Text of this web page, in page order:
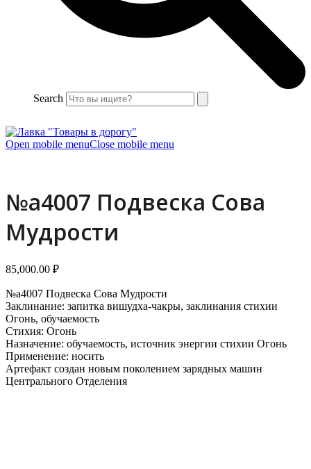
Search
Open mobile menuClose mobile menu
№a4007 Подвеска Сова
Мудрости
85,000.00 ₽
№a4007 Подвеска Сова Мудрости
Заклинание: запитка вишудха-чакры, заклинания стихии
Огонь, обучаемость
Стихия: Огонь
Назначение: обучаемость, источник энергии стихии Огонь
Применение: носить
Артефакт создан новым поколением зарядных машин
Центрального Отделения